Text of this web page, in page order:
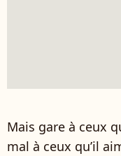
Mais gare à ceux
mal à ceux qu’il